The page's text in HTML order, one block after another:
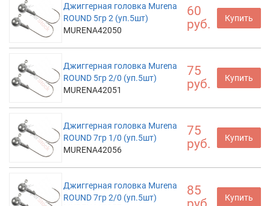
Джиггерная головка Murena
ROUND 5гр 2 (уп.5шт)
MURENA42050
60
руб.
Купить
Джиггерная головка Murena
ROUND 5гр 2/0 (уп.5шт)
MURENA42051
75
руб.
Купить
Джиггерная головка Murena
ROUND 7гр 1/0 (уп.5шт)
MURENA42056
75
руб.
Купить
Джиггерная головка Murena
ROUND 7гр 2/0 (уп.5шт)
85
Купить